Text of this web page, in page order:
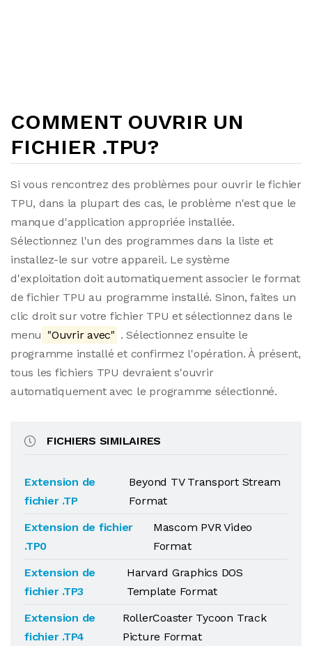
COMMENT OUVRIR UN
FICHIER .TPU?
Si vous rencontrez des problèmes pour ouvrir le fichier
TPU, dans la plupart des cas, le problème n'est que le
manque d'application appropriée installée.
Sélectionnez l'un des programmes dans la liste et
installez-le sur votre appareil. Le système
d'exploitation doit automatiquement associer le format
de fichier TPU au programme installé. Sinon, faites un
clic droit sur votre fichier TPU et sélectionnez dans le
menu "Ouvrir avec" . Sélectionnez ensuite le
programme installé et confirmez l'opération. À présent,
tous les fichiers TPU devraient s'ouvrir
automatiquement avec le programme sélectionné.
FICHIERS SIMILAIRES
Extension de
fichier .TP
Beyond TV Transport Stream
Format
Extension de fichier
.TP0
Mascom PVR Video
Format
Extension de
fichier .TP3
Harvard Graphics DOS
Template Format
Extension de
fichier .TP4
RollerCoaster Tycoon Track
Picture Format